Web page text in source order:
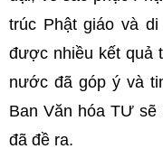
trúc Phật giáo và
được nhiều kết quả
nước đã góp ý và
Ban Văn hóa TƯ
đã đề ra.